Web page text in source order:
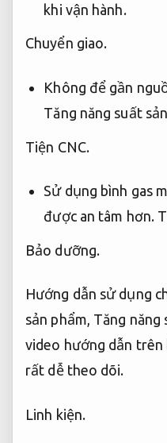
khi vận hành.
Chuyển giao.
Không để gần
Tăng năng suất
Tiện CNC.
Sử dụng bình gas
được an tâm hơn.
Bảo dưỡng.
Hướng dẫn sử dụng
sản phẩm, Tăng năng
video hướng dẫn
rất dễ theo dõi.
Linh kiện.